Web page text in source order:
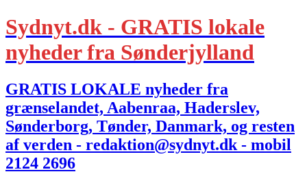
Sydnyt.dk - GRATIS lokale
nyheder fra Sønderjylland
GRATIS LOKALE nyheder fra
grænselandet, Aabenraa, Haderslev,
Sønderborg, Tønder, Danmark, og resten
af verden - redaktion@sydnyt.dk - mobil
2124 2696